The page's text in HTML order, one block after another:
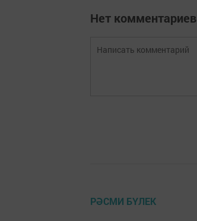
Нет комментариев
РӘСМИ БҮЛЕК